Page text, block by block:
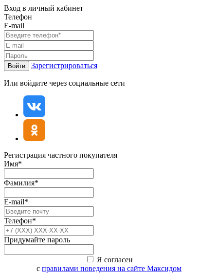
Вход в личный кабинет
Телефон
E-mail
Войти Зарегистрироваться
Или войдите через социальные сети
Регистрация частного покупателя
Имя*
Фамилия*
E-mail*
Телефон*
Придумайте пароль
Я согласен
с правилами поведения на сайте Максидом